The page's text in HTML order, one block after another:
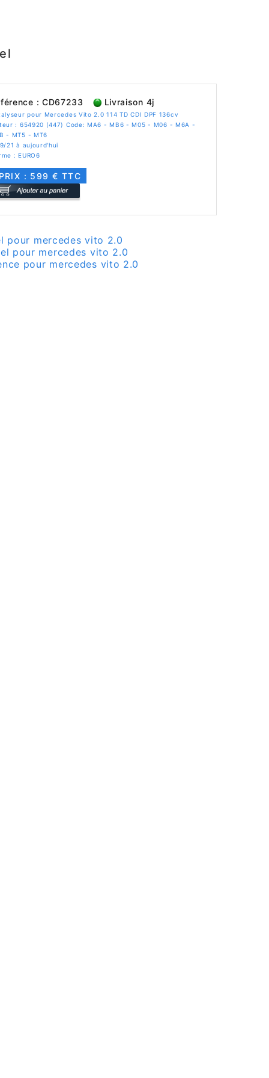
: CD67233 Livraison 4j
pour Mercedes Vito 2.0 114 TD CDI DPF 136cv
: 654920 (447) Code: MA6 - MB6 - M05 - M06 - M6A -
- MT5 - MT6
21 à aujourd'hui
: EURO6
: 599 € TTC
pour mercedes vito 2.0
pour mercedes vito 2.0
pour mercedes vito 2.0